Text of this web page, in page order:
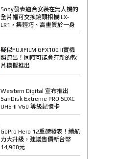
Sony發表適合安裝在無人機的
全片幅可交換鏡頭相機ILX-
LR1，集輕巧、高畫質於一身
疑似FUJIFILM GFX100 II實機
照流出！同時可能會有新的軟
片模擬推出
Western Digital 宣布推出
SanDisk Extreme PRO SDXC
UHS-II V60 等級記憶卡
GoPro Hero 12重磅發表！續航
力大升級，建議售價新台幣
14,900元